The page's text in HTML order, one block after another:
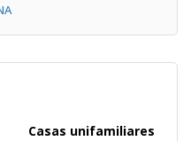
Casas unifamiliares